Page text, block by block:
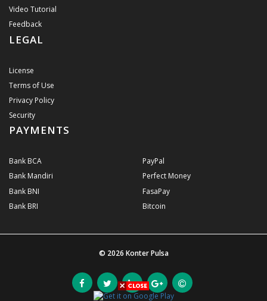
Video Tutorial
Feedback
LEGAL
License
Terms of Use
Privacy Policy
Security
PAYMENTS
Bank BCA
Bank Mandiri
Bank BNI
Bank BRI
PayPal
Perfect Money
FasaPay
Bitcoin
© 2026 Konter Pulsa